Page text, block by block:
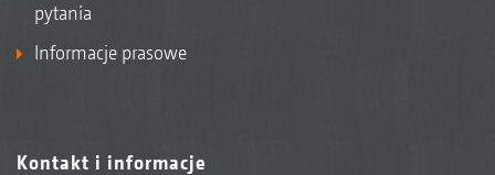
pytania
Informacje prasowe
Kontakt i informacje